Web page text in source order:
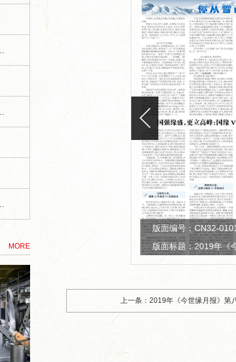
MORE
版面编号：CN32-
版面标题：2019年《
上一条：2019年《今世缘月报》第